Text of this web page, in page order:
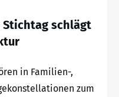
schlägt
in Familien-,
zum